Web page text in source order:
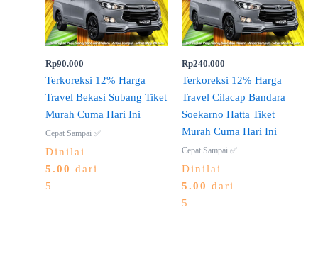
Rp90.000
Terkoreksi 12% Harga
Travel Bekasi Subang Tiket
Murah Cuma Hari Ini
Cepat Sampai ✅
Dinilai
5.00 dari
5
Rp240.000
Terkoreksi 12% Harga
Travel Cilacap Bandara
Soekarno Hatta Tiket
Murah Cuma Hari Ini
Cepat Sampai ✅
Dinilai
5.00 dari
5